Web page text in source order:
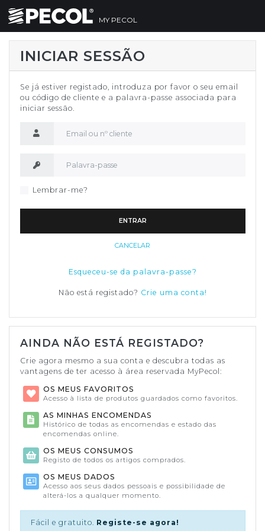
MY PECOL
INICIAR SESSÃO
Se já estiver registado, introduza por favor o seu email
ou código de cliente e a palavra-passe associada para
iniciar sessão.
Lembrar-me?
ENTRAR
CANCELAR
Esqueceu-se da palavra-passe?
Não está registado? Crie uma conta!
AINDA NÃO ESTÁ REGISTADO?
Crie agora mesmo a sua conta e descubra todas as
vantagens de ter acesso à área reservada MyPecol:
OS MEUS FAVORITOS
Acesso à lista de produtos guardados como favoritos.
AS MINHAS ENCOMENDAS
Histórico de todas as encomendas e estado das
encomendas online.
OS MEUS CONSUMOS
Registo de todos os artigos comprados.
OS MEUS DADOS
Acesso aos seus dados pessoais e possibilidade de
alterá-los a qualquer momento.
Fácil e gratuito. Registe-se agora!